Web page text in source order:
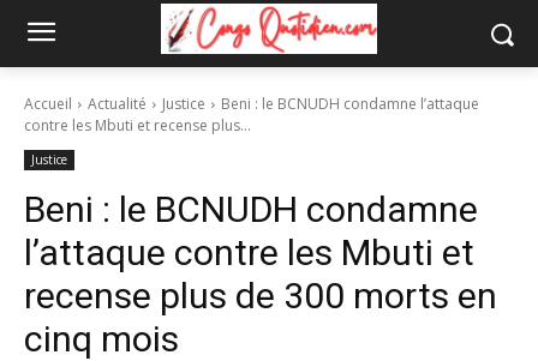
Accueil Actualité Justice
Beni : le BCNUDH condamne l’attaque
contre les Mbuti et recense plus...
Justice
Beni : le BCNUDH condamne
l’attaque contre les Mbuti et
recense plus de 300 morts en
cinq mois